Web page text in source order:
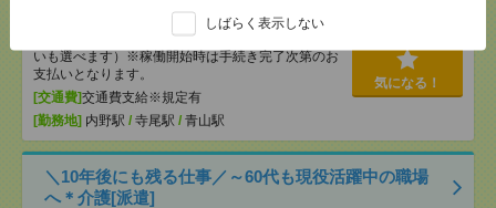
しばらく表示しない
無資格未経験：時給1250円～ 経験者：
時給1350円～ ★日払い／週払い制度あり（月払
いも選べます）※稼働開始時は手続き完了次第のお
支払いとなります。
[交通費]交通費支給※規定有
[勤務地] 内野駅 / 寺尾駅 / 青山駅
気になる！
＼10年後にも残る仕事／～60代も現役活躍中の職場
へ＊介護[派遣]